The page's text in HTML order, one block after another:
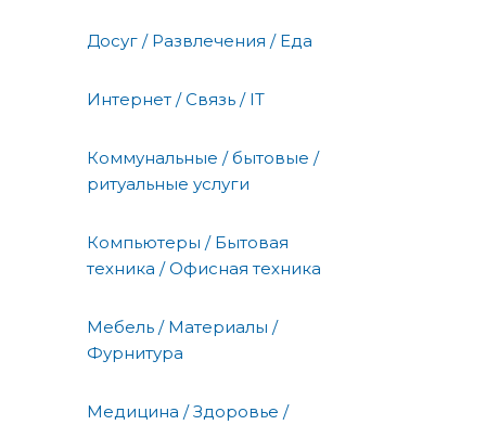
Досуг / Развлечения / Еда
Интернет / Связь / IT
Коммунальные / бытовые /
ритуальные услуги
Компьютеры / Бытовая
техника / Офисная техника
Мебель / Материалы /
Фурнитура
Медицина / Здоровье /